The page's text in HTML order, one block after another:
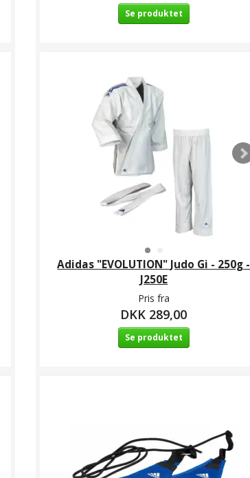
Se produktet
Adidas "EVOLUTION" Judo Gi - 250g -
J250E
Pris fra
DKK 289,00
Se produktet